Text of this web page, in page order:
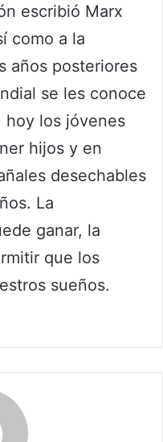
escribió Marx
como a la
años posteriores
se les conoce
hoy los jóvenes
hijos y en
desechables
La
ganar, la
que los
sueños.